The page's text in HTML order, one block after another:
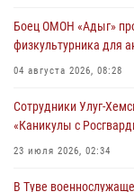
В Туве офицер
забега
Боец ОМОН «Адыг»
физкультурника для
04 августа 2026, 08:28
Сотрудники Улуг-
«Каникулы с
23 июля 2026, 02:34
В Туве